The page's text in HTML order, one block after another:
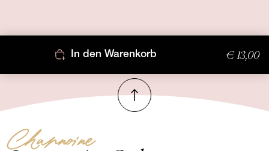
In den Warenkorb € 13,00
Nach oben
Channoine